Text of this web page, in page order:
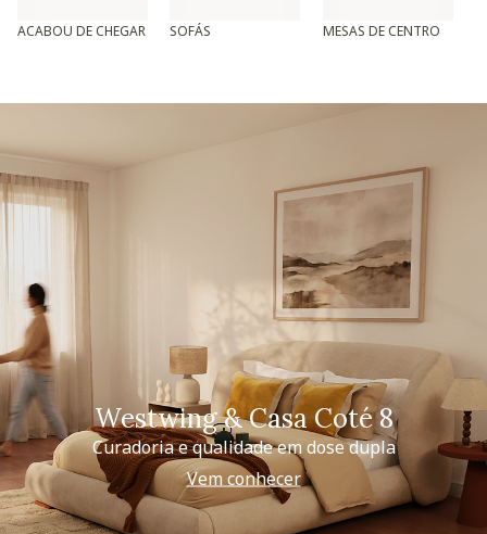
ACABOU DE CHEGAR SOFÁS MESAS DE CENTRO
Westwing & Casa Coté 8
Curadoria e qualidade em dose dupla
Vem conhecer